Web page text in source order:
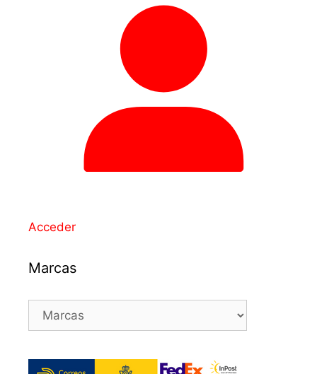
Acceder
Marcas